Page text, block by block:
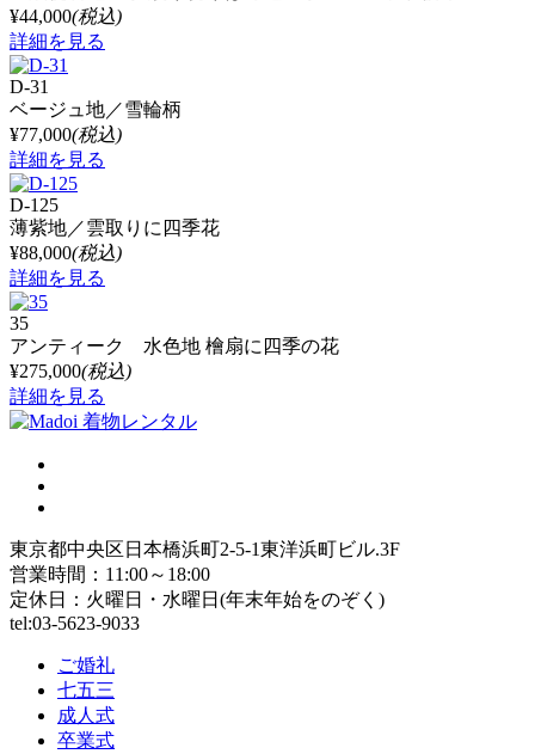
¥44,000(税込)
詳細を見る
D-31
ベージュ地／雪輪柄
¥77,000(税込)
詳細を見る
D-125
薄紫地／雲取りに四季花
¥88,000(税込)
詳細を見る
35
アンティーク 水色地 檜扇に四季の花
¥275,000(税込)
詳細を見る
東京都中央区日本橋浜町2-5-1東洋浜町ビル.3F
営業時間：11:00～18:00
定休日：火曜日・水曜日(年末年始をのぞく)
tel:03-5623-9033
ご婚礼
七五三
成人式
卒業式